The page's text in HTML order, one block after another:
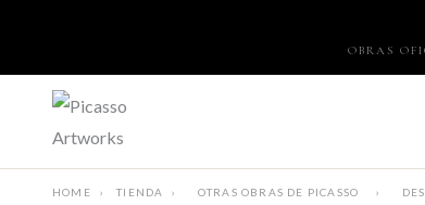
OBRAS
HOME › TIENDA › OTRAS OBRAS DE PICASSO ›